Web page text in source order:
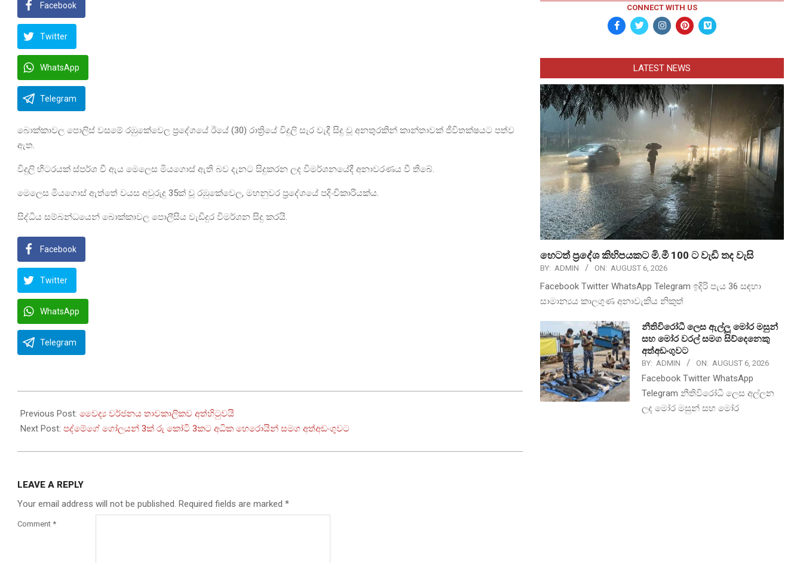
Facebook
Twitter
WhatsApp
Telegram
බොක්කාවල පොලිස් වසමේ රඹුකේවෙල ප්‍රදේශයේ ඊයේ (30) රාත්‍රියේ විදුලි සැර වැදී සිදු වූ අනතුරකින් කාන්තාවක් ජීවිතක්ෂයට පත්ව
ඇත.
විදුලි හීටරයක් ස්පර්ශ වී ඇය මෙලෙස මියගොස් ඇති බව දැනට සිදුකරන ලද විමර්ශනයේදී අනාවරණය වී තිබේ.
මෙලෙස මියගොස් ඇත්තේ වයස අවුරුදු 35ක් වූ රඹුකේවෙල, මහනුවර ප්‍රදේශයේ පදිංචිකාරියක්ය.
සිද්ධිය සම්බන්ධයෙන් බොක්කාවල පොලීසිය වැඩිදුර විමර්ශන සිදු කරයි.
Facebook
Twitter
WhatsApp
Telegram
10-
31
Previous Post: වෛද්‍ය වර්ජනය තාවකාලිකව අත්හිටුවයි
Next Post: පද්මේගේ ගෝලයන් 3ක් රු කෝටි 3කට අධික හෙරොයින් සමග අත්අඩංගුවට
LEAVE A REPLY
Your email address will not be published. Required fields are marked *
Comment *
CONNECT WITH US
LATEST NEWS
හෙටත් ප්‍රදේශ කිහිපයකට මි.මී 100 ට වැඩි තද වැසි
BY: ADMIN ON: AUGUST 6, 2026
Facebook Twitter WhatsApp Telegram ඉදිරි පැය 36 සඳහා
සාමාන්‍යය කාලගුණ අනාවැකිය නිකුත්
නීතිවිරෝධී ලෙස ඇල්ලූ මෝර මසුන්
සහ මෝර වරල් සමග සිව්දෙනෙකු
අත්අඩංගුවට
BY: ADMIN ON: AUGUST 6, 2026
Facebook Twitter WhatsApp
Telegram නීතිවිරෝධී ලෙස අල්ලන
ලද මෝර මසුන් සහ මෝර